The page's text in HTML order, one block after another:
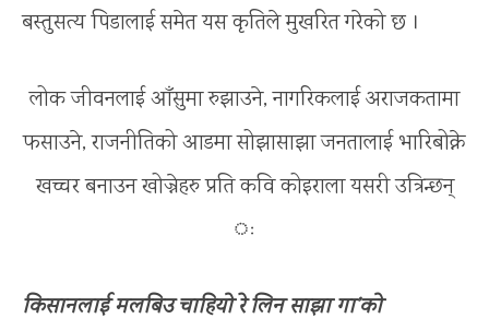
बस्तुसत्य पिडालाई समेत यस कृतिले मुखरित गरेको छ ।
लोक जीवनलाई आँसुमा रुझाउने, नागरिकलाई अराजकतामा
फसाउने, राजनीतिको आडमा सोझासाझा जनतालाई भारिबोक्ने
खच्चर बनाउन खोज्नेहरु प्रति कवि कोइराला यसरी उत्रिन्छन्
ः
किसानलाई मलबिउ चाहियो रे लिन साझा गा’को